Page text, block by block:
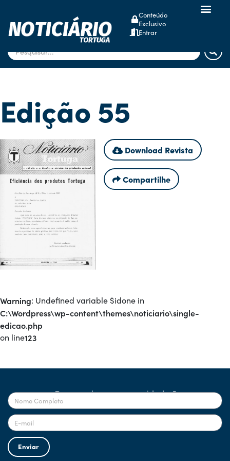
Conteúdo
Exclusivo
Entrar
Edição 55
Download Revista
Compartilhe
Warning: Undefined variable $idone in
C:\Wordpress\wp-content\themes\noticiario\single-
edicao.php
on line123
Quer receber nossas novidades?
Enviar